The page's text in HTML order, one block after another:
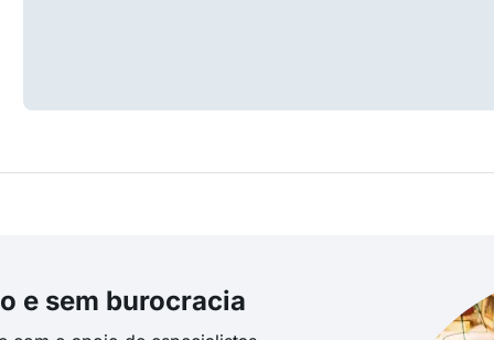
e sem burocracia